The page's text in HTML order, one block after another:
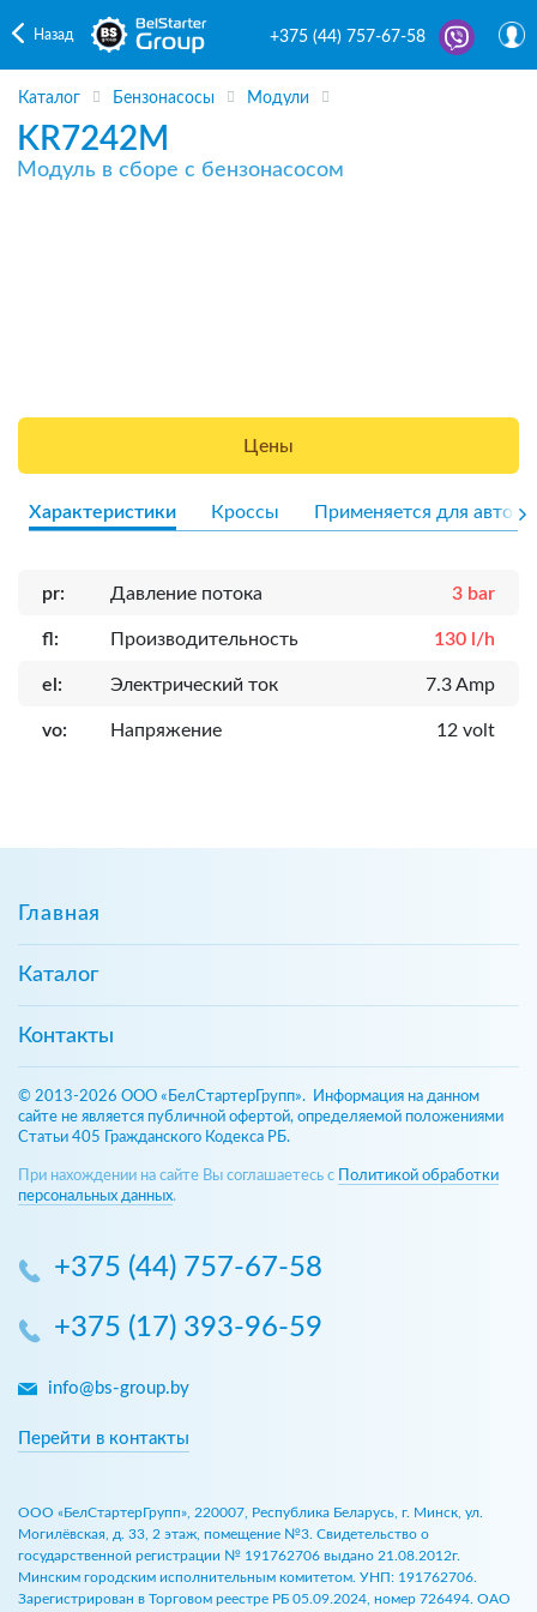
Назад +375 (44) 757-67-58
Каталог Бензонасосы Модули
KR7242M
Модуль в сборе с бензонасосом
Цены
Характеристики Кроссы Применяется для авто
pr: Давление потока 3 bar
fl: Производительность 130 l/h
el: Электрический ток 7.3 Amp
vo: Напряжение 12 volt
Главная
Каталог
Контакты
© 2013-2026 ООО «БелСтартерГрупп». Информация на данном
сайте не является публичной офертой, определяемой положениями
Статьи 405 Гражданского Кодекса РБ.
При нахождении на сайте Вы соглашаетесь с
Политикой обработки
персональных данных.
+375 (44) 757-67-58
+375 (17) 393-96-59
info@bs-group.by
Перейти в контакты
ООО «БелСтартерГрупп», 220007, Республика Беларусь, г. Минск, ул.
Могилёвская, д. 33, 2 этаж, помещение №3. Свидетельство о
государственной регистрации № 191762706 выдано 21.08.2012г.
Минским городским исполнительным комитетом. УНП: 191762706.
Зарегистрирован в Торговом реестре РБ 05.09.2024, номер 726494. ОАО